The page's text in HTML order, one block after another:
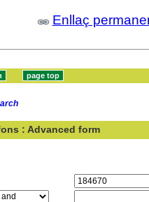
Enllaç
: Advanced form